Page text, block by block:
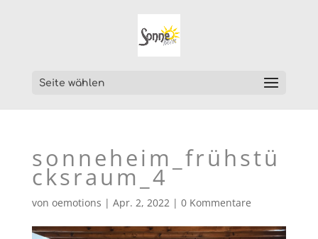
Seite wählen
sonneheim_frühstü
cksraum_4
von oemotions | Apr. 2, 2022| 0 Kommentare